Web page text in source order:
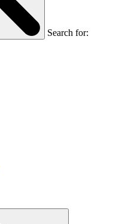
Search for: